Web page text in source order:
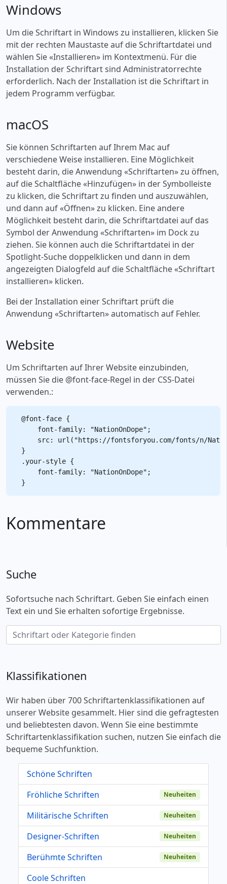
Windows
Um die Schriftart in Windows zu installieren, klicken Sie
mit der rechten Maustaste auf die Schriftartdatei und
wählen Sie «‎Installieren» im Kontextmenü. Für die
Installation der Schriftart sind Administratorrechte
erforderlich. Nach der Installation ist die Schriftart in
jedem Programm verfügbar.
macOS
Sie können Schriftarten auf Ihrem Mac auf
verschiedene Weise installieren. Eine Möglichkeit
besteht darin, die Anwendung «‎Schriftarten» zu öffnen,
auf die Schaltfläche «‎Hinzufügen» in der Symbolleiste
zu klicken, die Schriftart zu finden und auszuwählen,
und dann auf «‎Öffnen» zu klicken. Eine andere
Möglichkeit besteht darin, die Schriftartdatei auf das
Symbol der Anwendung «‎Schriftarten» im Dock zu
ziehen. Sie können auch die Schriftartdatei in der
Spotlight-Suche doppelklicken und dann in dem
angezeigten Dialogfeld auf die Schaltfläche «‎Schriftart
installieren» klicken.
Bei der Installation einer Schriftart prüft die
Anwendung «‎Schriftarten» automatisch auf Fehler.
Website
Um Schriftarten auf Ihrer Website einzubinden,
müssen Sie die @font-face-Regel in der CSS-Datei
verwenden.:
@font-face {
    font-family: "NationOnDope";
src: url("https://fontsforyou.com/fonts/n/
}
.your-style {
    font-family: "NationOnDope";
Kommentare
Suche
Sofortsuche nach Schriftart. Geben Sie einfach einen
Text ein und Sie erhalten sofortige Ergebnisse.
Klassifikationen
Wir haben über 700 Schriftartenklassifikationen auf
unserer Website gesammelt. Hier sind die gefragtesten
und beliebtesten davon. Wenn Sie eine bestimmte
Schriftartenklassifikation suchen, nutzen Sie einfach die
bequeme Suchfunktion.
Schöne Schriften
Fröhliche Schriften
Neuheiten
Militärische Schriften Neuheiten
Designer-Schriften Neuheiten
Berühmte Schriften Neuheiten
Coole Schriften